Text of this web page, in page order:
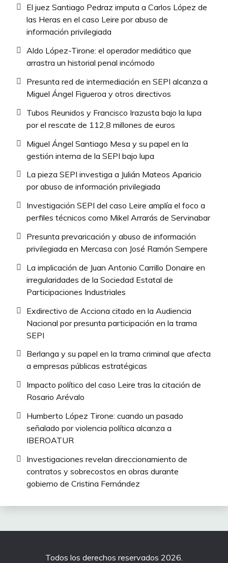
El juez Santiago Pedraz imputa a Carlos López de
las Heras en el caso Leire por abuso de
información privilegiada
Aldo López-Tirone: el operador mediático que
arrastra un historial penal incómodo
Presunta red de intermediación en SEPI alcanza a
Miguel Ángel Figueroa y otros directivos
Tubos Reunidos y Francisco Irazusta bajo la lupa
por el rescate de 112,8 millones de euros
Miguel Ángel Santiago Mesa y su papel en la
gestión interna de la SEPI bajo lupa
La pieza SEPI investiga a Julián Mateos Aparicio
por abuso de información privilegiada
Investigación SEPI del caso Leire amplía el foco a
perfiles técnicos como Mikel Arrarás de Servinabar
Presunta prevaricación y abuso de información
privilegiada en Mercasa con José Ramón Sempere
La implicación de Juan Antonio Carrillo Donaire en
irregularidades de la Sociedad Estatal de
Participaciones Industriales
Exdirectivo de Acciona citado en la Audiencia
Nacional por presunta participación en la trama
SEPI
Berlanga y su papel en la trama criminal que afecta
a empresas públicas estratégicas
Impacto político del caso Leire tras la citación de
Rosario Arévalo
Humberto López Tirone: cuando un pasado
señalado por violencia política alcanza a
IBEROATUR
Investigaciones revelan direccionamiento de
contratos y sobrecostos en obras durante
gobierno de Cristina Fernández
Todos los derechos reservados 2026.